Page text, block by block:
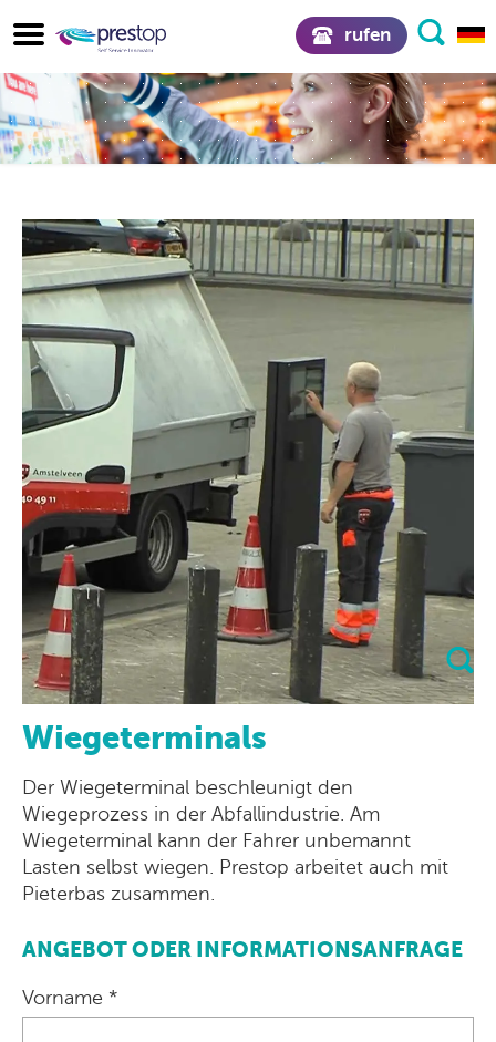
rufen
Wiegeterminals
Der Wiegeterminal beschleunigt den
Wiegeprozess in der Abfallindustrie. Am
Wiegeterminal kann der Fahrer unbemannt
Lasten selbst wiegen. Prestop arbeitet auch mit
Pieterbas zusammen.
ANGEBOT ODER INFORMATIONSANFRAGE
Vorname *